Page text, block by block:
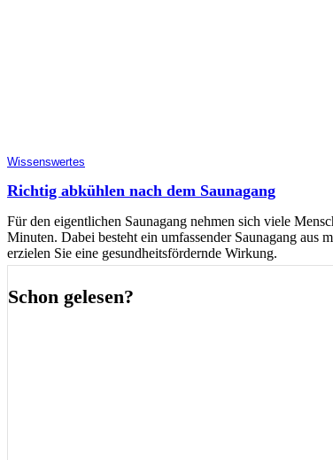
Wissenswertes
Richtig abkühlen nach dem Saunagang
Für den eigentlichen Saunagang nehmen sich viele
Minuten. Dabei besteht ein umfassender Saunagang
erzielen Sie eine gesundheitsfördernde Wirkung.
Schon gelesen?